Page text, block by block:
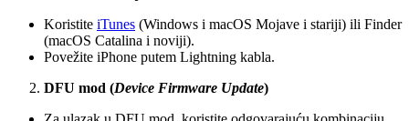
Koristite iTunes (Windows i macOS Mojave i stariji) ili Finder
(macOS Catalina i noviji).
Povežite iPhone putem Lightning kabla.
DFU mod (Device Firmware Update)